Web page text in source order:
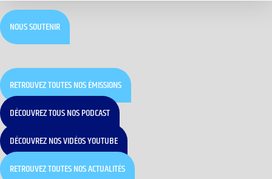
NOUS SOUTENIR
RETROUVEZ TOUTES NOS ÉMISSIONS
DÉCOUVREZ TOUS NOS PODCAST
DÉCOUVREZ NOS VIDÉOS YOUTUBE
RETROUVEZ TOUTES NOS ACTUALITÉS